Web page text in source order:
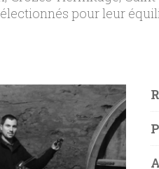
pour leur